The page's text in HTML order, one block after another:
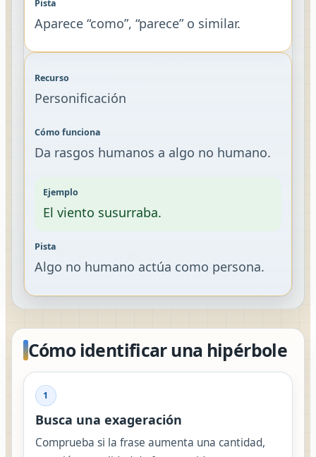
Aparece “como”, “parece” o similar.
Personificación
Da rasgos humanos a algo no humano.
El viento susurraba.
Algo no humano actúa como persona.
Cómo identificar una hipérbole
1
Busca una exageración
Comprueba si la frase aumenta una cantidad,